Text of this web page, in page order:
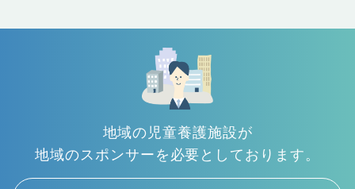
地域の児童養護施設が
地域のスポンサーを必要としております。